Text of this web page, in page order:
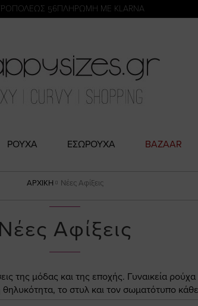
56ΠΛΗΡΩΜΗ ΜΕ KLARNA
ΡΟΥΧΑ ΕΣΩΡΟΥΧΑ BAZAAR
ΑΡΧΙΚΉ Νέες Αφίξεις
Νέες Αφίξεις
της μόδας και της εποχής. Γυναικεία
το στυλ και τον σωματότυπο